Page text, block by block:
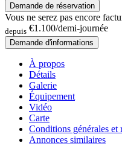
Demande de réservation
Vous ne serez pas encore
depuis €1.100/demi-journée
Demande d'informations
À propos
Détails
Galerie
Équipement
Vidéo
Carte
Conditions générales et
Annonces similaires